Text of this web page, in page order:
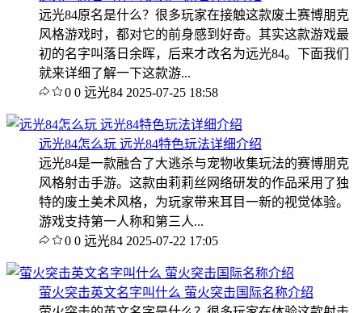
远光84原名是什么？很多玩家在接触这款废土赛博朋克
风格游戏时，都对它的前身感到好奇。其实这款游戏最
初的名字叫落日余晖，后来才改名为远光84。下面我们
就来详细了解一下这款游...
0 0 远光84 2025-07-25 18:58
远光84怎么玩 远光84特色玩法详细介绍
远光84是一款融合了大逃杀与宠物收集玩法的赛博朋克
风格射击手游。这款由莉莉丝网络研发的作品采用了独
特的废土美术风格，为玩家带来耳目一新的视觉体验。
游戏支持第一人称和第三人...
0 0 远光84 2025-07-22 17:05
萤火突击英文名字叫什么 萤火突击国际名称介绍